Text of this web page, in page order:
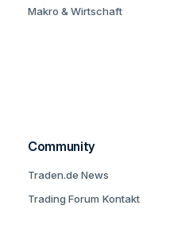
Makro & Wirtschaft
Community
Traden.de News
Trading Forum Kontakt